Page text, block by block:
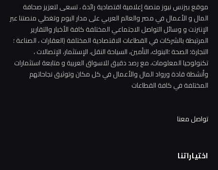
موقع بيزنس نيوز منصة إعلامية اقتصادية رائدة ، تسعى لتعزيز صحافة
المال و الأعمال في مصر والعالم العربي على مدار اليوم وتغطي منصتنا عبر
الإنترنت و وسائل التواصل الاجتماعي المختلفة كافة الأخبار والتقارير
المرتبطة بالشركات في القطاعات الاقتصادية المختلفة (العقارات ، الصناعة ؛
التجارة؛ الصحة ؛البنوك، التأمين، السياحة النقل، الإستثمار، الإتصالات ،
تكنولوجيا المعلومات، مع رصد دقيق للاسواق العربية و متابعة استثمارات
وأنشطة قادة ورواد المال والأعمال في كل مكان وتوثيق نجاحاتهم
المختلفة في كافة القطاعات
تواصل معنا
اختياراتنا